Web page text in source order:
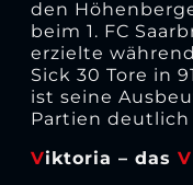
den
beim 1. FC
erzielte
Sick 30 Tore in
ist seine
Partien
Viktoria – das V